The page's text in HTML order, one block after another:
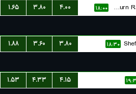
Lisburn Rangers (W) ۱۸:۰۰ ۴.۰۰ ۳.۸۰
۱.۶۵
۱۸:۳۰ ۳.۸۰ ۳.۶۰
۱.۸۸
۴.۱۵ ۴.۳۳
۱.۵۳